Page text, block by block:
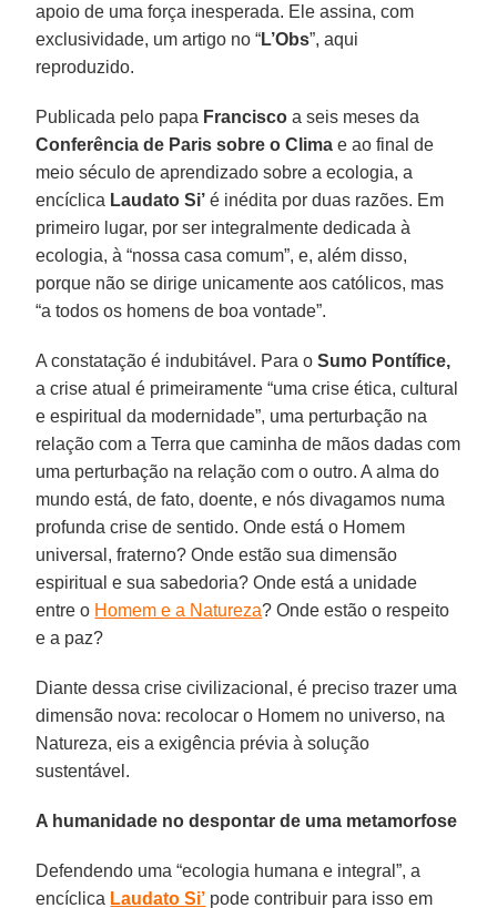
apoio de uma força inesperada. Ele assina, com
exclusividade, um artigo no “L’Obs”, aqui
reproduzido.
Publicada pelo papa Francisco a seis meses da
Conferência de Paris sobre o Clima e ao final de
meio século de aprendizado sobre a ecologia, a
encíclica Laudato Si’ é inédita por duas razões. Em
primeiro lugar, por ser integralmente dedicada à
ecologia, à “nossa casa comum”, e, além disso,
porque não se dirige unicamente aos católicos, mas
“a todos os homens de boa vontade”.
A constatação é indubitável. Para oSumo Pontífice,
a crise atual é primeiramente “uma crise ética, cultural
e espiritual da modernidade”, uma perturbação na
relação com a Terra que caminha de mãos dadas com
uma perturbação na relação com o outro. A alma do
mundo está, de fato, doente, e nós divagamos numa
profunda crise de sentido. Onde está o Homem
universal, fraterno? Onde estão sua dimensão
espiritual e sua sabedoria? Onde está a unidade
entre o Homem e a Natureza? Onde estão o respeito
e a paz?
Diante dessa crise civilizacional, é preciso trazer uma
dimensão nova: recolocar o Homem no universo, na
Natureza, eis a exigência prévia à solução
sustentável.
A humanidade no despontar de uma metamorfose
Defendendo uma “ecologia humana e integral”, a
encíclica Laudato Si’ pode contribuir para isso em